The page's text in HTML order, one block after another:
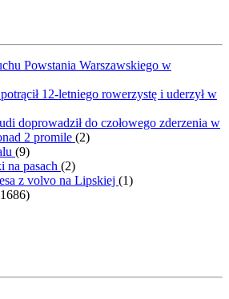
Powstania Warszawskiego w
12-letniego rowerzystę i uderzył w
doprowadził do czołowego zderzenia w
2 promile (2)
(9)
na pasach (2)
z volvo na Lipskiej (1)
1686)